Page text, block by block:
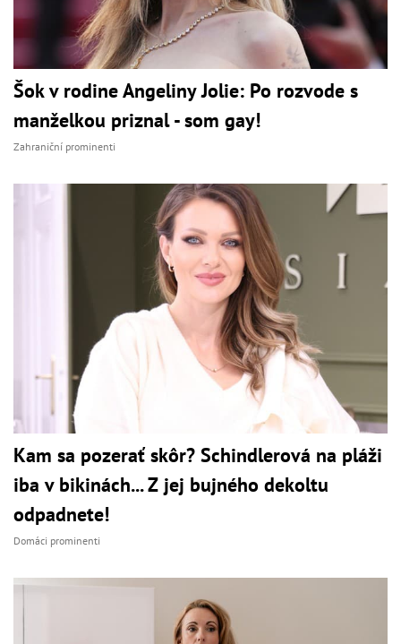
Šok v rodine Angeliny Jolie: Po rozvode s
manželkou priznal - som gay!
Zahraniční prominenti
Kam sa pozerať skôr? Schindlerová na pláži
iba v bikinách... Z jej bujného dekoltu
odpadnete!
Domáci prominenti